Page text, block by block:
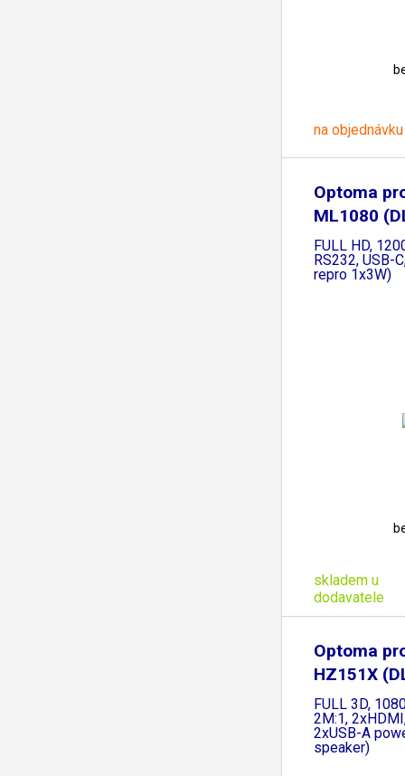
na objednávku
Optoma
ML1080
FULL HD,
RS232, USB-
repro 1x3W)
skladem u
dodavatele
Optoma
HZ151X
FULL 3D,
2M:1,
2xUSB-A
speaker)